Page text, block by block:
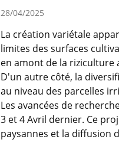
28/04/2025
La création variétale
limites des surfaces
en amont de la riziculture
D'un autre côté, la
au niveau des parcelles
Les avancées de
3 et 4 Avril dernier. Ce
paysannes et la diffusion